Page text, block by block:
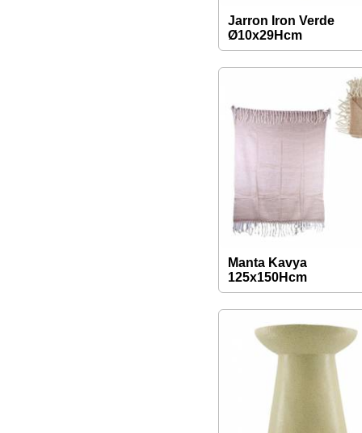
Jarron Iron Verde
Ø10x29Hcm
Manta Kavya
125x150Hcm